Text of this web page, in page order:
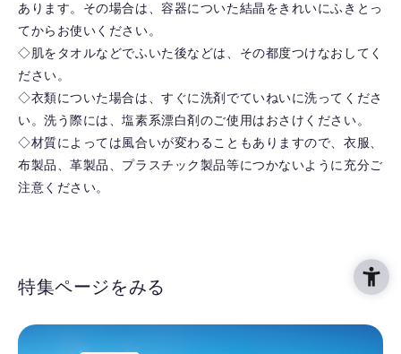
あります。その場合は、容器についた結晶をきれいにふきとっ
てからお使いください。
◇肌をタオルなどでふいた後などは、その都度つけなおしてく
ださい。
◇衣類についた場合は、すぐに洗剤でていねいに洗ってくださ
い。洗う際には、塩素系漂白剤のご使用はおさけください。
◇材質によっては風合いが変わることもありますので、衣服、
布製品、革製品、プラスチック製品等につかないように充分ご
注意ください。
特集ページをみる